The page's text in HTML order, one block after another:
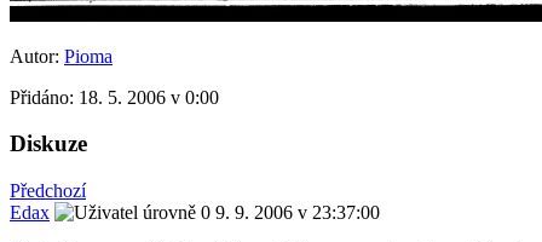
Autor: Pioma
Přidáno: 18. 5. 2006 v 0:00
Diskuze
Předchozí
Edax
9. 9. 2006 v 23:37:00